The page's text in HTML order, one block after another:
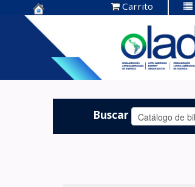
Centro de
Documentación
OLADE -
Carrito
Buscar